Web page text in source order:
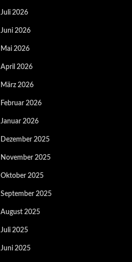
Juli 2026
Juni 2026
Mai 2026
April 2026
März 2026
Februar 2026
Januar 2026
Dezember 2025
November 2025
Oktober 2025
September 2025
August 2025
Juli 2025
Juni 2025